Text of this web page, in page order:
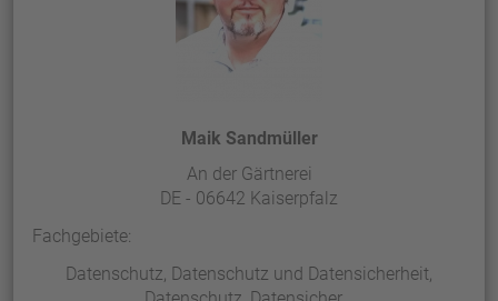
Maik Sandmüller
An der Gärtnerei
DE - 06642 Kaiserpfalz
Fachgebiete:
Datenschutz, Datenschutz und Datensicherheit,